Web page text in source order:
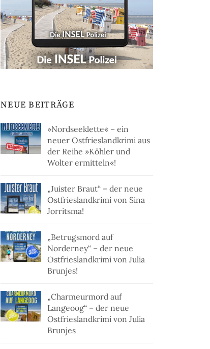
NEUE BEITRÄGE
»Nordseeklette« – ein
neuer Ostfrieslandkrimi aus
der Reihe »Köhler und
Wolter ermitteln«!
„Juister Braut“ – der neue
Ostfrieslandkrimi von Sina
Jorritsma!
„Betrugsmord auf
Norderney“ – der neue
Ostfrieslandkrimi von Julia
Brunjes!
„Charmeurmord auf
Langeoog“ – der neue
Ostfrieslandkrimi von Julia
Brunjes